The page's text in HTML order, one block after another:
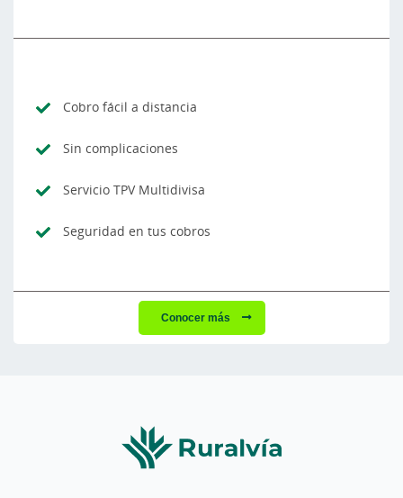
Cobro fácil a distancia
Sin complicaciones
Servicio TPV Multidivisa
Seguridad en tus cobros
Conocer más